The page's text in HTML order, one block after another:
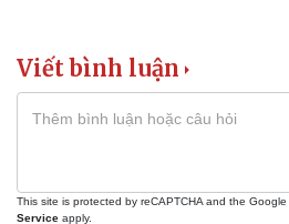
Viết bình luận
This site is protected by reCAPTCHA and the Google
Service apply.